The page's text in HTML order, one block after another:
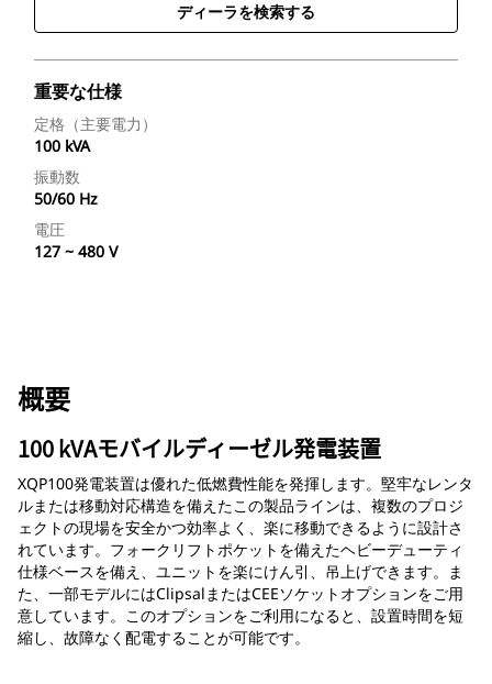
ディーラを検索する
重要な仕様
定格（主要電力）
100 kVA
振動数
50/60 Hz
電圧
127 ~ 480 V
概要
100 kVAモバイルディーゼル発電装置
XQP100発電装置は優れた低燃費性能を発揮します。堅牢なレンタ
ルまたは移動対応構造を備えたこの製品ラインは、複数のプロジ
ェクトの現場を安全かつ効率よく、楽に移動できるように設計さ
れています。フォークリフトポケットを備えたヘビーデューティ
仕様ベースを備え、ユニットを楽にけん引、吊上げできます。ま
た、一部モデルにはClipsalまたはCEEソケットオプションをご用
意しています。このオプションをご利用になると、設置時間を短
縮し、故障なく配電することが可能です。